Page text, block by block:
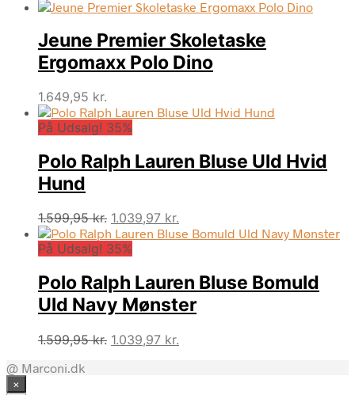
Jeune Premier Skoletaske
Ergomaxx Polo Dino
1.649,95 kr.
På Udsalg! 35%
Polo Ralph Lauren Bluse Uld Hvid
Hund
1.599,95kr. Den
oprindelige
pris
1.599,95 kr..
1.039,97 kr.
aktuelle
1.039,97 kr..
På Udsalg! 35%
Polo Ralph Lauren Bluse Bomuld
Uld Navy Mønster
1.599,95kr. Den
1.039,97 kr.
@ Marconi.dk
×